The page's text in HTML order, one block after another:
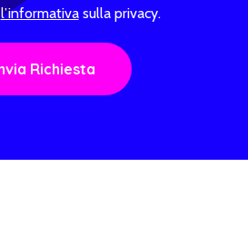
l’informativasulla privacy.